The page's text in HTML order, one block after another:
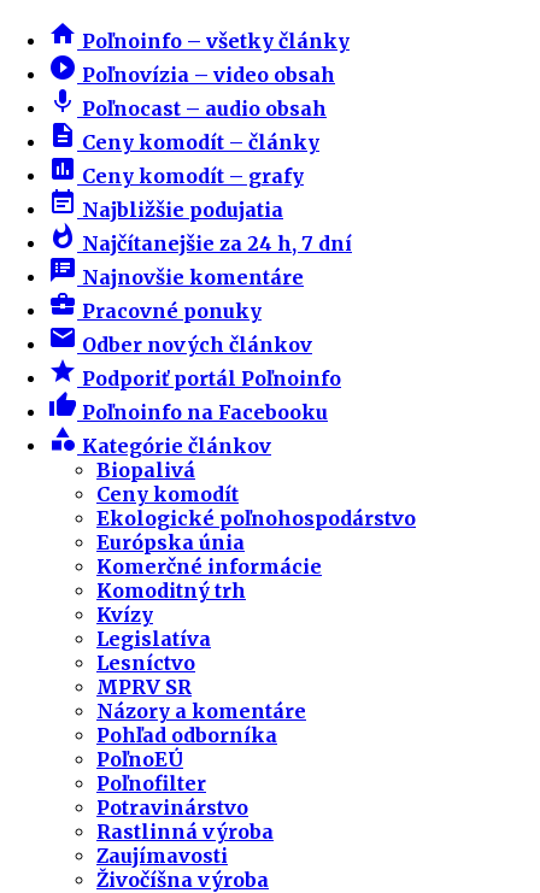
home Poľnoinfo – všetky články
play_circle_filled Poľnovízia – video obsah
mic Poľnocast – audio obsah
description Ceny komodít – články
insert_chart Ceny komodít – grafy
event_note Najbližšie podujatia
whatshot Najčítanejšie za 24 h, 7 dní
speaker_notes Najnovšie komentáre
business_center Pracovné ponuky
email Odber nových článkov
star Podporiť portál Poľnoinfo
thumb_up Poľnoinfo na Facebooku
category Kategórie článkov
Biopalivá
Ceny komodít
Ekologické poľnohospodárstvo
Európska únia
Komerčné informácie
Komoditný trh
Kvízy
Legislatíva
Lesníctvo
MPRV SR
Názory a komentáre
Pohľad odborníka
PoľnoEÚ
Poľnofilter
Potravinárstvo
Rastlinná výroba
Zaujímavosti
Živočíšna výroba